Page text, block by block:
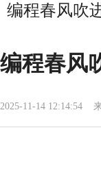
编程春风吹
编程春风
2025-11-14 12:14:54